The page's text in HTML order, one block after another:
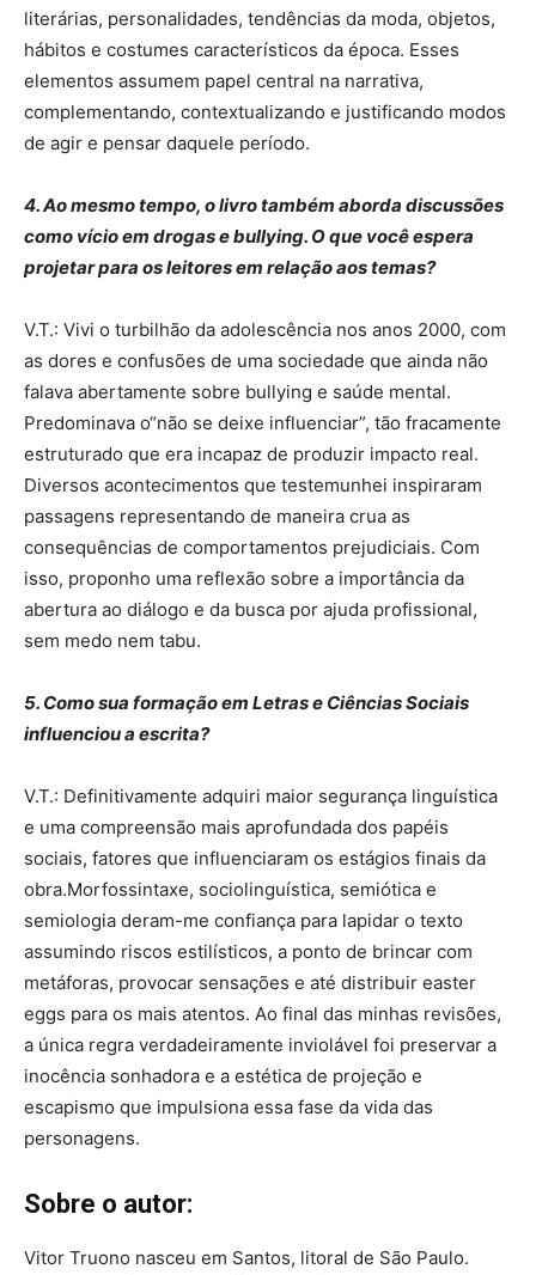
literárias, personalidades, tendências da moda, objetos,
hábitos e costumes característicos da época. Esses
elementos assumem papel central na narrativa,
complementando, contextualizando e justificando modos
de agir e pensar daquele período.
4. Ao mesmo tempo, o livro também aborda discussões
como vício em drogas e bullying. O que você espera
projetar para os leitores em relação aos temas?
V.T.: Vivi o turbilhão da adolescência nos anos 2000, com
as dores e confusões de uma sociedade que ainda não
falava abertamente sobre bullying e saúde mental.
Predominava o“não se deixe influenciar”, tão fracamente
estruturado que era incapaz de produzir impacto real.
Diversos acontecimentos que testemunhei inspiraram
passagens representando de maneira crua as
consequências de comportamentos prejudiciais. Com
isso, proponho uma reflexão sobre a importância da
abertura ao diálogo e da busca por ajuda profissional,
sem medo nem tabu.
5. Como sua formação em Letras e Ciências Sociais
influenciou a escrita?
V.T.: Definitivamente adquiri maior segurança linguística
e uma compreensão mais aprofundada dos papéis
sociais, fatores que influenciaram os estágios finais da
obra.Morfossintaxe, sociolinguística, semiótica e
semiologia deram-me confiança para lapidar o texto
assumindo riscos estilísticos, a ponto de brincar com
metáforas, provocar sensações e até distribuir easter
eggs para os mais atentos. Ao final das minhas revisões,
a única regra verdadeiramente inviolável foi preservar a
inocência sonhadora e a estética de projeção e
escapismo que impulsiona essa fase da vida das
personagens.
Sobre o autor:
Vitor Truono nasceu em Santos, litoral de São Paulo.